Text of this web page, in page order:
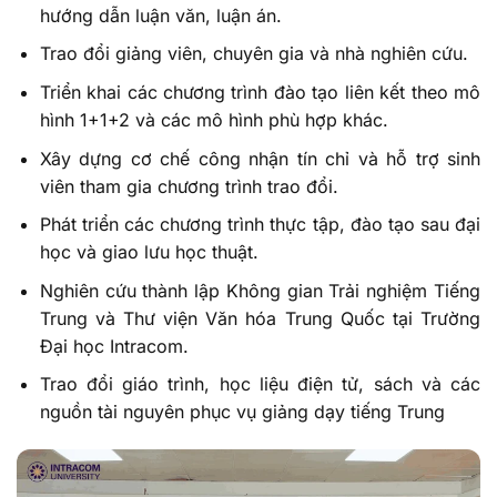
hướng dẫn luận văn, luận án.
Trao đổi giảng viên, chuyên gia và nhà nghiên cứu.
Triển khai các chương trình đào tạo liên kết theo mô
hình 1+1+2 và các mô hình phù hợp khác.
Xây dựng cơ chế công nhận tín chỉ và hỗ trợ sinh
viên tham gia chương trình trao đổi.
Phát triển các chương trình thực tập, đào tạo sau đại
học và giao lưu học thuật.
Nghiên cứu thành lập Không gian Trải nghiệm Tiếng
Trung và Thư viện Văn hóa Trung Quốc tại Trường
Đại học Intracom.
Trao đổi giáo trình, học liệu điện tử, sách và các
nguồn tài nguyên phục vụ giảng dạy tiếng Trung